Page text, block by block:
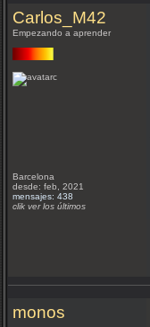
Carlos_M42
Empezando a aprender
Barcelona
desde: feb, 2021
mensajes: 438
clik ver los últimos
monos